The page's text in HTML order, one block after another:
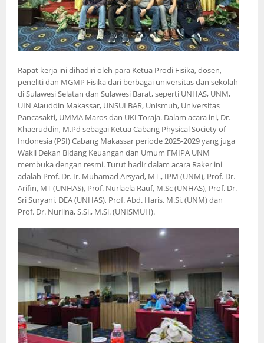
Rapat kerja ini dihadiri oleh para Ketua Prodi Fisika, dosen,
peneliti dan MGMP Fisika dari berbagai universitas dan sekolah
di Sulawesi Selatan dan Sulawesi Barat, seperti UNHAS, UNM,
UIN Alauddin Makassar, UNSULBAR, Unismuh, Universitas
Pancasakti, UMMA Maros dan UKI Toraja. Dalam acara ini, Dr.
Khaeruddin, M.Pd sebagai Ketua Cabang Physical Society of
Indonesia (PSI) Cabang Makassar periode 2025-2029 yang juga
Wakil Dekan Bidang Keuangan dan Umum FMIPA UNM
membuka dengan resmi. Turut hadir dalam acara Raker ini
adalah Prof. Dr. Ir. Muhamad Arsyad, MT., IPM (UNM), Prof. Dr.
Arifin, MT (UNHAS), Prof. Nurlaela Rauf, M.Sc (UNHAS), Prof. Dr.
Sri Suryani, DEA (UNHAS), Prof. Abd. Haris, M.Si. (UNM) dan
Prof. Dr. Nurlina, S.Si., M.Si. (UNISMUH).